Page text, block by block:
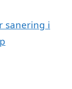
sanering i